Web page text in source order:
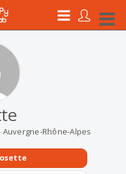
Auvergne-Rhône-Alpes